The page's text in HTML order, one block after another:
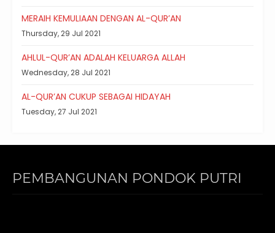
MERAIH KEMULIAAN DENGAN AL-QUR’AN
Thursday, 29 Jul 2021
AHLUL-QUR’AN ADALAH KELUARGA ALLAH
Wednesday, 28 Jul 2021
AL-QUR’AN CUKUP SEBAGAI HIDAYAH
Tuesday, 27 Jul 2021
PEMBANGUNAN PONDOK PUTRI